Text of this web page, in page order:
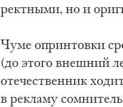
рект­ны­ми, но и
Чу­ме оприн­тов­ки
(до это­го внеш­ний
оте­че­ствен­ник
в ре­кла­му